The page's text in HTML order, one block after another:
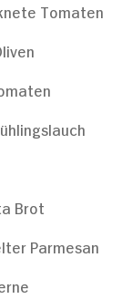
Tomaten
Brot
Parmesan